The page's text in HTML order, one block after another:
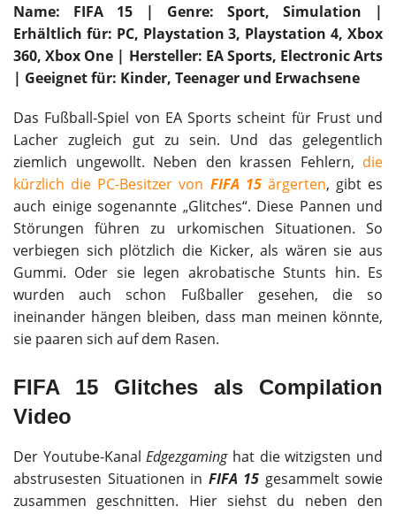
Name: FIFA 15 | Genre: Sport, Simulation |
Erhältlich für: PC, Playstation 3, Playstation 4, Xbox
360, Xbox One | Hersteller: EA Sports, Electronic Arts
| Geeignet für: Kinder, Teenager und Erwachsene
Das Fußball-Spiel von EA Sports scheint für Frust und
Lacher zugleich gut zu sein. Und das gelegentlich
ziemlich ungewollt. Neben den krassen Fehlern, die
kürzlich die PC-Besitzer von FIFA 15ärgerten, gibt es
auch einige sogenannte „Glitches“. Diese Pannen und
Störungen führen zu urkomischen Situationen. So
verbiegen sich plötzlich die Kicker, als wären sie aus
Gummi. Oder sie legen akrobatische Stunts hin. Es
wurden auch schon Fußballer gesehen, die so
ineinander hängen bleiben, dass man meinen könnte,
sie paaren sich auf dem Rasen.
FIFA 15 Glitches als Compilation
Video
Der Youtube-KanalEdgezgaminghat die witzigsten und
abstrusesten Situationen in FIFA 15 gesammelt sowie
zusammen geschnitten. Hier siehst du neben den